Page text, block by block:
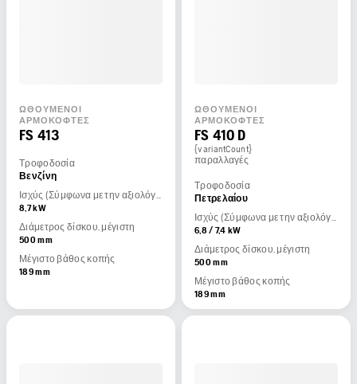
ΩΘΟΎΜΕΝΟΙ
ΑΡΜΟΚΌΦΤΕΣ
FS 413
Τροφοδοσία
Βενζίνη
Ισχύς (Σύμφωνα με την αξιολόγηση του κατασκευαστή του κινητήρα)
8,7 kW
Διάμετρος δίσκου, μέγιστη
500 mm
Μέγιστο βάθος κοπής
189 mm
ΩΘΟΎΜΕΝΟΙ
ΑΡΜΟΚΌΦΤΕΣ
FS 410 D
{variantCount}
παραλλαγές
Τροφοδοσία
Πετρελαίου
Ισχύς (Σύμφωνα με την αξιολόγηση του κατασκευαστή του κινητήρα)
6,8 / 7,4 kW
Διάμετρος δίσκου, μέγιστη
500 mm
Μέγιστο βάθος κοπής
189 mm